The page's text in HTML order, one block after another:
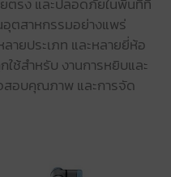
อุตสาหกรรมอย่างแพร่
ายประเภท และหลายยี่ห้อ
ใช้สำหรับ งานการหยิบและ
สอบคุณภาพ และการจัด